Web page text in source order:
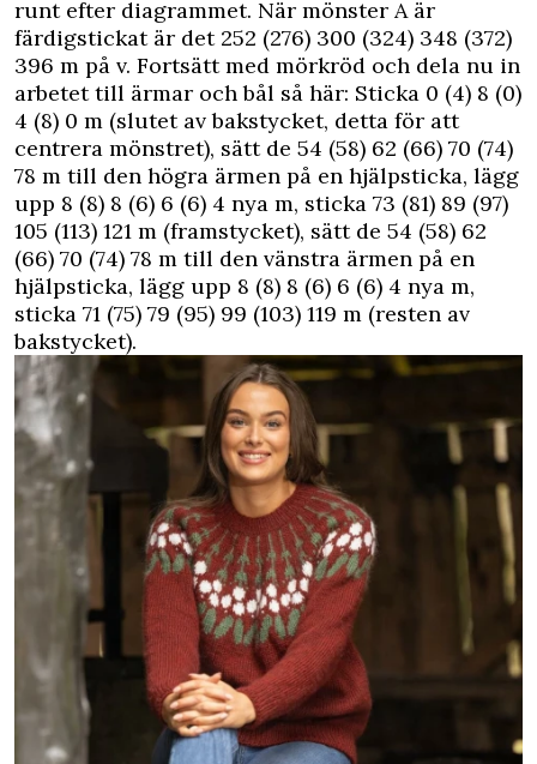
runt efter diagrammet. När mönster A är
färdigstickat är det 252 (276) 300 (324) 348 (372)
396 m på v. Fortsätt med mörkröd och dela nu in
arbetet till ärmar och bål så här: Sticka 0 (4) 8 (0)
4 (8) 0 m (slutet av bakstycket, detta för att
centrera mönstret), sätt de 54 (58) 62 (66) 70 (74)
78 m till den högra ärmen på en hjälpsticka, lägg
upp 8 (8) 8 (6) 6 (6) 4 nya m, sticka 73 (81) 89 (97)
105 (113) 121 m (framstycket), sätt de 54 (58) 62
(66) 70 (74) 78 m till den vänstra ärmen på en
hjälpsticka, lägg upp 8 (8) 8 (6) 6 (6) 4 nya m,
sticka 71 (75) 79 (95) 99 (103) 119 m (resten av
bakstycket).